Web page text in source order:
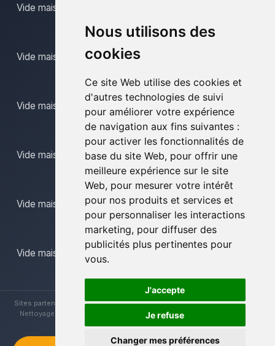
Nous utilisons des
cookies
Ce site Web utilise des cookies et
d'autres technologies de suivi
pour améliorer votre expérience
de navigation aux fins suivantes :
pour activer les fonctionnalités de
base du site Web, pour offrir une
meilleure expérience sur le site
Web, pour mesurer votre intérêt
pour nos produits et services et
pour personnaliser les interactions
marketing, pour diffuser des
publicités plus pertinentes pour
vous.
J'accepte
Je refuse
Changer mes préférences
Vide maison hainaut
Vide maison liege
Vide maison limbourg
Vide maison mons
Vide maison namur
Vide maison province du luxembourg
Sites partenaires : Brocanteur Vide Maison | Vide Maison La Louvière
Nettoyage Vide Maisons
Vide Maison Hainaut